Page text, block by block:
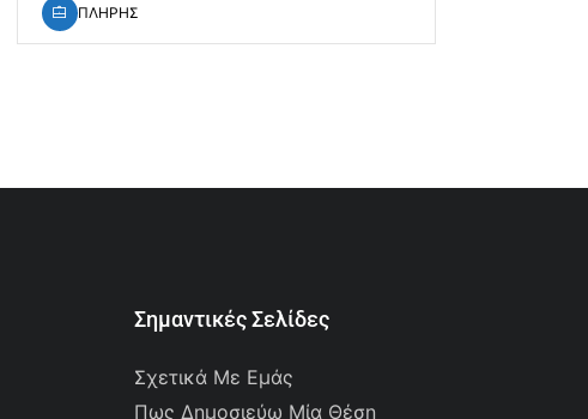
ΠΛΗΡΗΣ
Σημαντικές Σελίδες
Σχετικά Με Εμάς
Πως Δημοσιεύω Μία Θέση